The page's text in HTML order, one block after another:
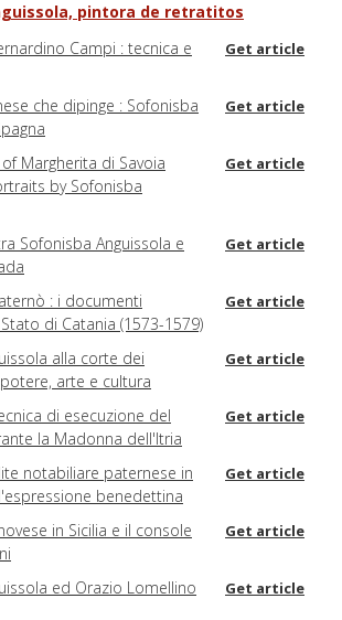
pintora de retratitos
Campi : tecnica e
Get article
che dipinge : Sofonisba
Get article
Margherita di Savoia
by Sofonisba
Get article
Sofonisba Anguissola e
Get article
: i documenti
di Catania (1573-1579)
Get article
alla corte dei
arte e cultura
Get article
di esecuzione del
la Madonna dell'Itria
Get article
notabiliare paternese in
benedettina
Get article
in Sicilia e il console
Get article
ed Orazio Lomellino
Get article